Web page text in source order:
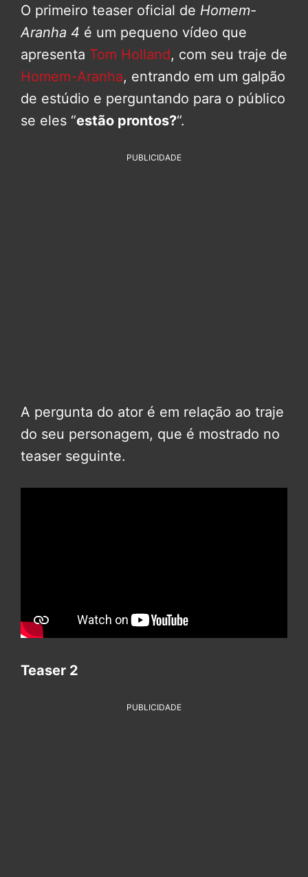
O primeiro teaser oficial de Homem-
Aranha 4 é um pequeno vídeo que
apresenta Tom Holland, com seu traje de
Homem-Aranha, entrando em um galpão
de estúdio e perguntando para o público
se eles “estão prontos?“.
PUBLICIDADE
A pergunta do ator é em relação ao traje
do seu personagem, que é mostrado no
teaser seguinte.
Teaser 2
PUBLICIDADE